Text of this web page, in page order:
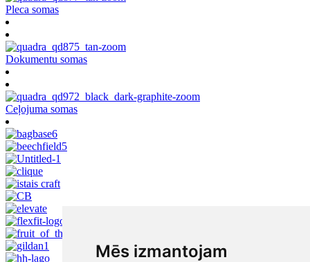
Mēs izmantojam
Pleca somas
Dokumentu somas
Ceļojuma somas